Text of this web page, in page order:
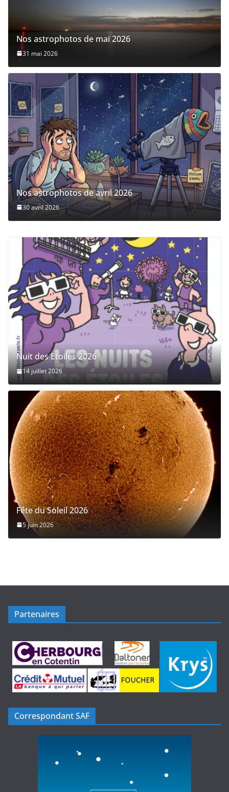
Nos astrophotos de mai 2026
31 mai 2026
Nos astrophotos de avril 2026
30 avril 2026
Nuit des Etoiles 2026
14 juillet 2026
Fête du Soleil 2026
5 juin 2026
Partenaires
Correspondant SAF